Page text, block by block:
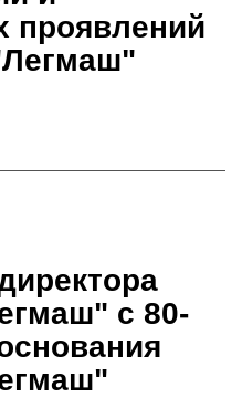
проявлений
с 80-